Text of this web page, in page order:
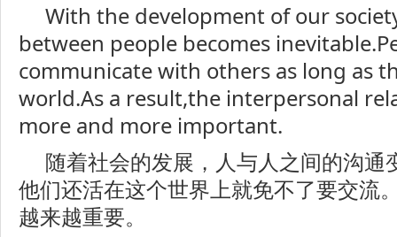
With the development of our
between people becomes
communicate with others as long as
world.As a result,the interpersonal
more and more important.
随着社会的发展，人与人之间的沟通
他们还活在这个世界上就免不了要交流
越来越重要。